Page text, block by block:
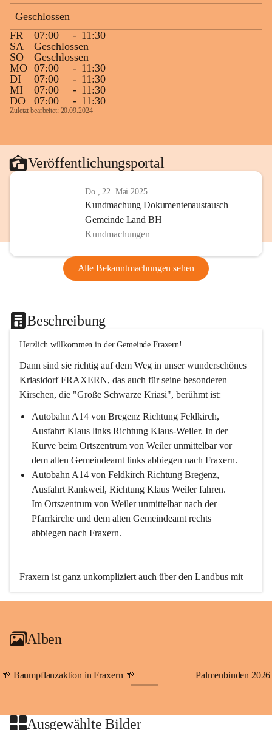
Geschlossen
FR
07:00 - 11:30
SA
Geschlossen
SO
Geschlossen
MO 07:00 - 11:30
DI
07:00 - 11:30
MI
07:00 - 11:30
DO
07:00 - 11:30
Zuletzt bearbeitet: 20.09.2024
Veröffentlichungsportal
Do., 22. Mai 2025
Kundmachung Dokumentenaustausch
Gemeinde Land BH
Kundmachungen
Alle Bekanntmachungen sehen
Beschreibung
Herzlich willkommen in der Gemeinde Fraxern!
Dann sind sie richtig auf dem Weg in unser wunderschönes
Kriasidorf FRAXERN, das auch für seine besonderen
Kirschen, die "Große Schwarze Kriasi", berühmt ist:
Autobahn A14 von Bregenz Richtung Feldkirch,
Ausfahrt Klaus links Richtung Klaus-Weiler. In der
Kurve beim Ortszentrum von Weiler unmittelbar vor
dem alten Gemeindeamt links abbiegen nach Fraxern.
Autobahn A14 von Feldkirch Richtung Bregenz,
Ausfahrt Rankweil, Richtung Klaus Weiler fahren.
Im Ortszentrum von Weiler unmittelbar nach der
Pfarrkirche und dem alten Gemeindeamt rechts
abbiegen nach Fraxern.
Fraxern ist ganz unkompliziert auch über den Landbus mit
den öffentlichen Verkehrsmitteln zu erreichen. Die Linie
An Samstagen, Sonn- und Feiertagen können Sie bequem
persönlichen Linienbus zur gewünschten Zeit zu Ihrer
Haltestelle bestellen. Sowohl von Weiler kommend nach
beide Fahrten Weiler-Fraxern-Weiler.
Alben
🌱 Baumpflanzaktion in Fraxern 🌱 Palmenbinden 2026
Ausgewählte Bilder